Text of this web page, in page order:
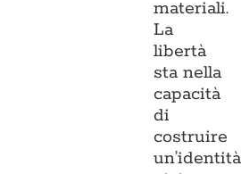
materiali.
La
libertà
sta nella
capacità
di
costruire
un’identità